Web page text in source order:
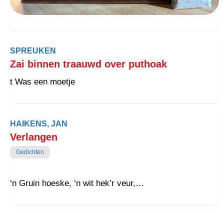
SPREUKEN
Zai binnen traauwd over puthoak
t Was een moetje
HAIKENS, JAN
Verlangen
Gedichten
‘n Gruin hoeske, ‘n wit hek’r veur,